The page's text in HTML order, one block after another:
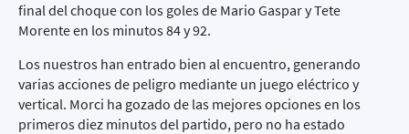
final del choque con los goles de Mario Gaspar y Tete
Morente en los minutos 84 y 92.
Los nuestros han entrado bien al encuentro, generando
varias acciones de peligro mediante un juego eléctrico y
vertical. Morci ha gozado de las mejores opciones en los
primeros diez minutos del partido, pero no ha estado